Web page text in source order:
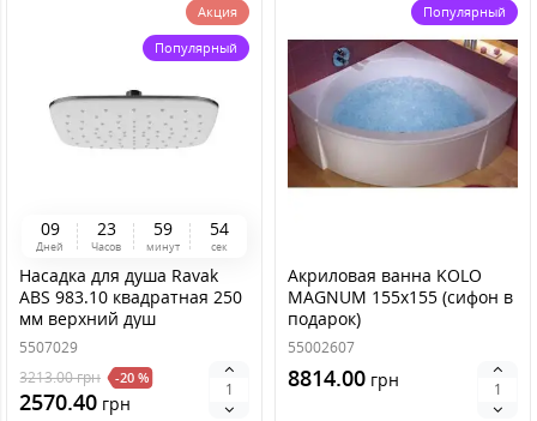
Акция
Популярный
09
Дней
23
Часов
59
минут
54
сек
Насадка для душа Ravak
ABS 983.10 квадратная 250
мм верхний душ
5507029
3213.00грн -20 %
2570.40 грн
Популярный
Акриловая ванна KOLO
MAGNUM 155x155 (сифон в
подарок)
55002607
8814.00 грн